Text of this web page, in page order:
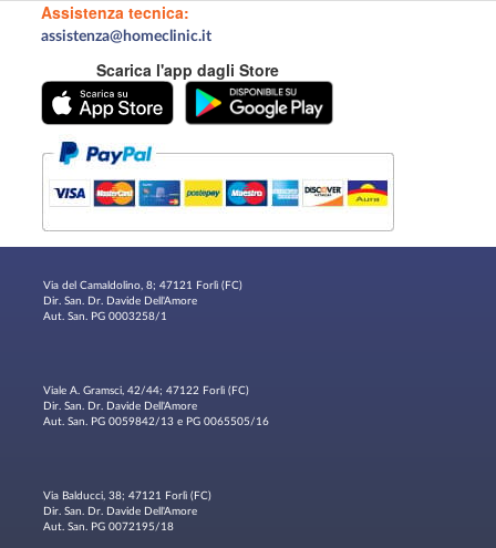
Assistenza tecnica:
assistenza@homeclinic.it
Scarica l'app dagli Store
Via del Camaldolino, 8; 47121 Forlì (FC)
Dir. San. Dr. Davide Dell'Amore
Aut. San. PG 0003258/1
Viale A. Gramsci, 42/44; 47122 Forlì (FC)
Dir. San. Dr. Davide Dell'Amore
Aut. San. PG 0059842/13 e PG 0065505/16
Via Balducci, 38; 47121 Forlì (FC)
Dir. San. Dr. Davide Dell'Amore
Aut. San. PG 0072195/18